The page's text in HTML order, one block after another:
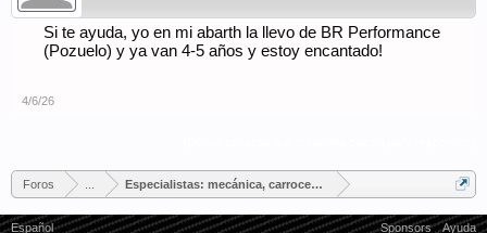
Si te ayuda, yo en mi abarth la llevo de BR Performance
(Pozuelo) y ya van 4-5 años y estoy encantado!
4/6/26
Foros Especialistas: mecánica, carrocería, tapicería...
Español Sponsors Ayuda